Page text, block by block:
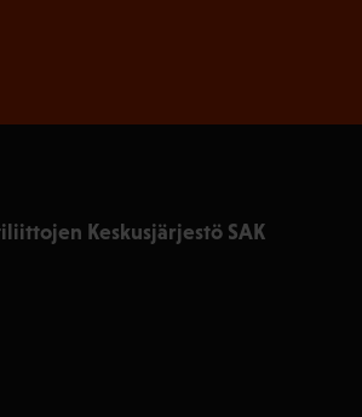
Keskusjärjestö SAK